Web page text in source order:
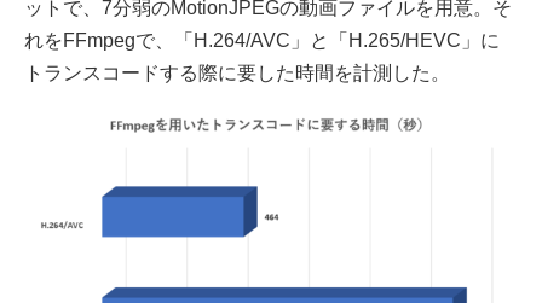
ットで、7分弱のMotionJPEGの動画ファイルを用意。そ
れをFFmpegで、「H.264/AVC」と「H.265/HEVC」に
トランスコードする際に要した時間を計測した。